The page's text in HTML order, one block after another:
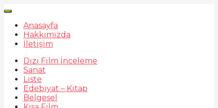
Anasayfa
Hakkımızda
İletişim
Dizi Film İnceleme
Sanat
Liste
Edebiyat – Kitap
Belgesel